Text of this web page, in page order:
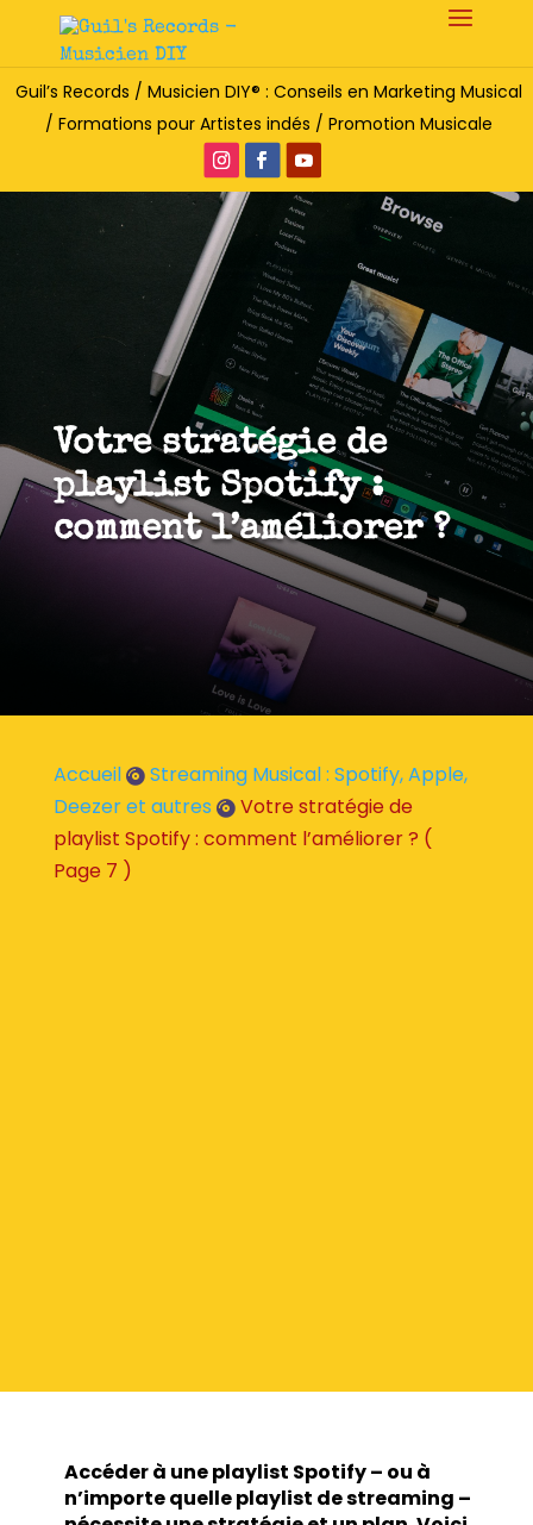
Guil’s Records / Musicien DIY® : Conseils en Marketing Musical
/ Formations pour Artistes indés / Promotion Musicale
Votre stratégie de
playlist Spotify :
comment l’améliorer ?
Accueil  Streaming Musical : Spotify, Apple,
Deezer et autres  Votre stratégie de
playlist Spotify : comment l’améliorer ? (
Page 7 )
Accéder à une playlist Spotify – ou à
n’importe quelle playlist de streaming –